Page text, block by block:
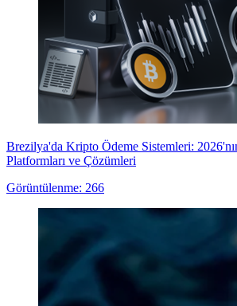
Brezilya'da Kripto Ödeme Sistemleri:
Platformları ve Çözümleri
Görüntülenme: 266